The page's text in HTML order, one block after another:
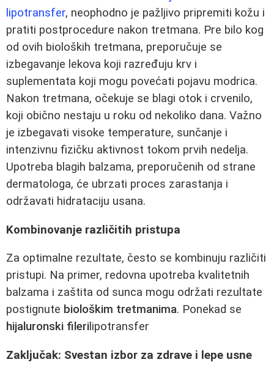
lipotransfer, neophodno je pažljivo pripremiti kožu i
pratiti postprocedure nakon tretmana. Pre bilo kog
od ovih bioloških tretmana, preporučuje se
izbegavanje lekova koji razređuju krv i
suplementata koji mogu povećati pojavu modrica.
Nakon tretmana, očekuje se blagi otok i crvenilo,
koji obično nestaju u roku od nekoliko dana. Važno
je izbegavati visoke temperature, sunčanje i
intenzivnu fizičku aktivnost tokom prvih nedelja.
Upotreba blagih balzama, preporučenih od strane
dermatologa, će ubrzati proces zarastanja i
održavati hidrataciju usana.
Kombinovanje različitih pristupa
Za optimalne rezultate, često se kombinuju različiti
pristupi. Na primer, redovna upotreba kvalitetnih
balzama i zaštita od sunca mogu održati rezultate
postignute biološkim tretmanima. Ponekad se
hijaluronski fileri lipotransfer
Zaključak: Svestan izbor za zdrave i lepe usne